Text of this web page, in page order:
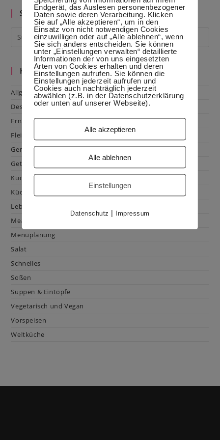
Suche im Blog
Kategorien
Allgemein
Dessert
Ernährung
Fleisch & Geflügel
Gemüse
Getränke
Kuchen & Gebäck
Küchenhacks
Lebensmittelkunde
Mealprep
Menüplanung
Salat
Schnelles
Soßen
Suppen & Eintöpfe
Vegetarisch und Vegan
Vorspeisen
Weltküche
Endgerät, das Auslesen personenbezogener
Daten sowie deren Verarbeitung. Klicken
Sie auf „Alle akzeptieren“, um in den
Einsatz von nicht notwendigen Cookies
einzuwilligen oder auf „Alle ablehnen“, wenn
Sie sich anders entscheiden. Sie können
unter „Einstellungen verwalten“ detaillierte
Informationen der von uns eingesetzten
Arten von Cookies erhalten und deren
Einstellungen aufrufen. Sie können die
Einstellungen jederzeit aufrufen und
Cookies auch nachträglich jederzeit
abwählen (z.B. in der Datenschutzerklärung
oder unten auf unserer Webseite).
Alle akzeptieren
Alle ablehnen
Einstellungen
Datenschutz | Impressum